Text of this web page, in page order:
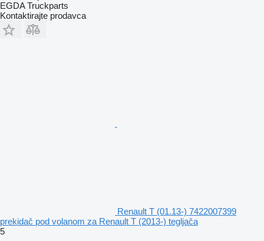
EGDA Truckparts
Kontaktirajte prodavca
Renault T (01.13-) 7422007399
prekidač pod volanom za Renault T (2013-) tegljača
5